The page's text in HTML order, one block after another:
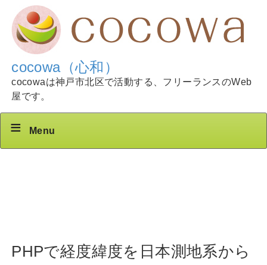
cocowa（心和）
cocowaは神戸市北区で活動する、フリーランスのWeb
屋です。
Menu
PHPで経度緯度を日本測地系から